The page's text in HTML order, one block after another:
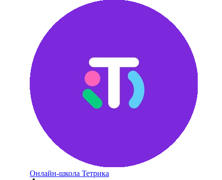
Онлайн-школа Тетрика